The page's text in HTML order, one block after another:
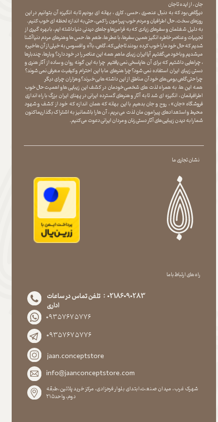
نشان تجاری ما
جان ، از ایده تا جان
دیرگاهی بود که به دنبال عنصری ، حسی ، کاری ، بهانه ای بودیم تا به انگیزه آن بتوانیم در این
روزهای سخت ، حال اطرافیان و مردم خوب پیرامون را کمی ، حتی به اندازه لحظه ای خوب کنیم.
به دلیل شغلمان و سفرهای زیادی که به فرامرزها و جاهای دیدنی دنیا داشته ایم، با بهره گیری از
تجربیات و عناصر خاطره انگیز همین سفرها ، با عطر ها ، طعم ها ، حس ها و هنرهای مردم دنیا آشنا
شدیم که حال خود ما را خوب کرده بودند تا جایی که، گاهی ، با آه و افسوس به خیلی از آن ها خیره
میشدیم و با خود می گفتیم آیا ایران زیبای ما هم همه این عناصر را در خود دارد؟ و بارها ، چندبارها
، چراهایی داشتیم که برای آن ها پاسخی نمی یافتیم چرا به این گونه روان و ساده از آثار هنری و
دستی زیبای ایران استفاده نمی شود؟چرا هنرهای ما با این احترام و کیفیت معرفی نمی شوند؟
چرا حتی گاهی بومی های خود آن مناطق از این داشته ها بی خبرند؟و هزاران چرای دیگر
​​​​​​​ همه این ها، به همراه لذت های شخصی خودمان در کشف این زیبایی ها و اهمیت حال خوب
اطرافیانمان ، انگیزه ای شد تا به آثار و هنرهای گسترده ایرانی در پهنای ایران بزرگ با راه اندازی
فروشگاه «جان» ، روح و جان بدهیم با این بهانه که همان اندازه که خود از کشف و شهود
محیط و استعدادهای پیرامون مان لذت می بریم ، آن ها را با شما نیز به اشتراک بگذاریماکنون
شما را به دیدن زیبایی های آثار دستی زنان و مردان ایرانی دعوت می کنیم.
راه های ارتباط با ما
02186090283 : تلفن تماس در ساعات
اداری
۰۹۳۵۷۶۷۵۷۷۶
۰۹۳۵۷۶۷۵۷۷۶
jaan.conceptstore
info@jaanconceptstore.com
شهرک غرب، میدان صنعت،ابتدای بلوار فرحزادی، مرکز خرید پلاتین،طبقه
دوم،واحد۲۱۵